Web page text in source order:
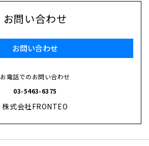
お問い合わせ
お問い合わせ
お電話でのお問い合わせ
03-5463-6375
株式会社FRONTEO